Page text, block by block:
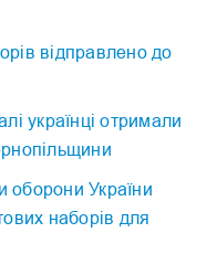
відправлено до
українці отримали
оборони України
наборів для